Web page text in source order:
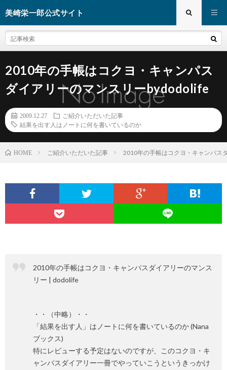
美崎栄一郎公式サイト
2010年の手帳はコクヨ・キャンパス
ダイアリーのマンスリーbydodolife
2009.12.27
ご紹介いただいた記事
結果を出す人はノートに何を書いているのか
HOME ご紹介いただいた記事 2010年の手帳はコクヨ・キャンパス
2010年の手帳はコクヨ・キャンパスダイアリーのマンス
リー | dodolife
・・（中略）・・
「結果を出す人」はノートに何を書いているのか (Nana
ブックス)
特にレビューする予定はないのですが、このコクヨ・キ
ャンパスダイアリー一冊でやっていこうというきっかけ